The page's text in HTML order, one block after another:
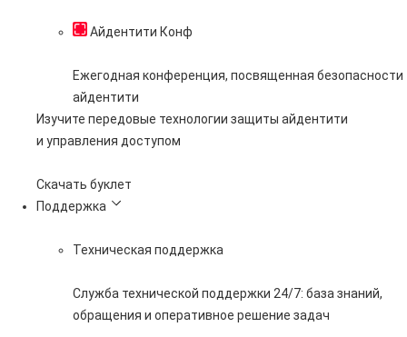
Айдентити Конф
Ежегодная конференция, посвященная безопасности
айдентити
Изучите передовые технологии защиты айдентити
и управления доступом
Скачать буклет
Поддержка
Техническая поддержка
Служба технической поддержки 24/7: база знаний,
обращения и оперативное решение задач